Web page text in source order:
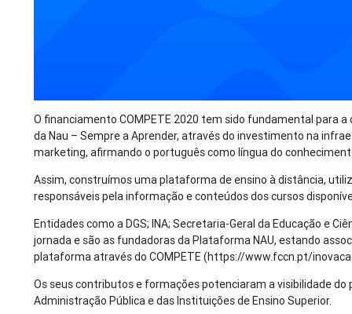
O financiamento COMPETE 2020 tem sido fundamental para
da Nau – Sempre a Aprender, através do investimento na
marketing, afirmando o português como língua do
Assim, construímos uma plataforma de ensino à distância,
responsáveis pela informação e conteúdos dos cursos
Entidades como a DGS; INA; Secretaria-Geral da Educação e
jornada e são as fundadoras da Plataforma NAU, estando
plataforma através do COMPETE (https://www.fccn.pt/
Os seus contributos e formações potenciaram a visibilidade
Administração Pública e das Instituições de Ensino Superior.